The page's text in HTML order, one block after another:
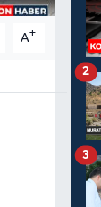
A+
2
3